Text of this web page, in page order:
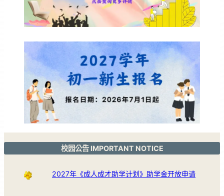
校园公告 IMPORTANT NOTICE
2027年《成人成才助学计划》助学金开放申请